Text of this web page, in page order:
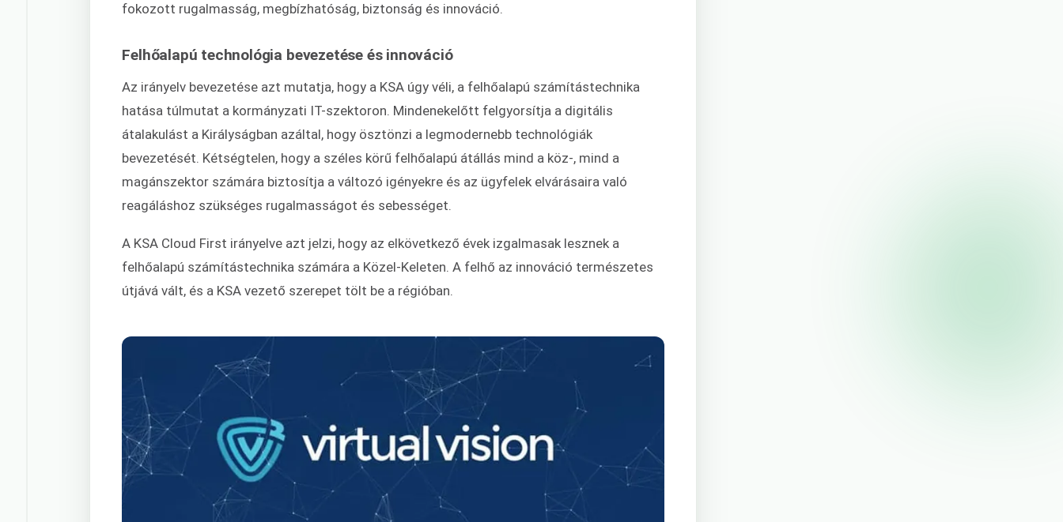
fokozott rugalmasság, megbízhatóság, biztonság és innováció.
Felhőalapú technológia bevezetése és innováció
Az irányelv bevezetése azt mutatja, hogy a KSA úgy véli, a felhőalapú számítástechnika
hatása túlmutat a kormányzati IT-szektoron. Mindenekelőtt felgyorsítja a digitális
átalakulást a Királyságban azáltal, hogy ösztönzi a legmodernebb technológiák
bevezetését. Kétségtelen, hogy a széles körű felhőalapú átállás mind a köz-, mind a
magánszektor számára biztosítja a változó igényekre és az ügyfelek elvárásaira való
reagáláshoz szükséges rugalmasságot és sebességet.
A KSA Cloud First irányelve azt jelzi, hogy az elkövetkező évek izgalmasak lesznek a
felhőalapú számítástechnika számára a Közel-Keleten. A felhő az innováció természetes
útjává vált, és a KSA vezető szerepet tölt be a régióban.